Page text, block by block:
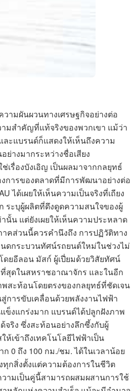
ามผันผวนทางเศรษฐกิจอย่างต่อ
ามสำคัญที่แท้จริงของพวกเขา แม้ว่า
ะแบรนด์ก็แสดงให้เห็นถึงความ
างมากระหว่างชื่อเสียง
รื่องบังเอิญ เป็นผลมาจากกลยุทธ์
การของตลาดที่มีการพัฒนาอย่างต่อ
ได้เผยให้เห็นความเป็นจริงที่เถียง
ระบุผู้ผลิตที่ดึงดูดความสนใจของผู้
น แต่ยังเผยให้เห็นความประหลาด
ส่วนนี้ควรคำนึงถึง การปฏิวัติทาง
ดกระบวนทัศน์รถยนต์ใหม่ในช่วงไม่
ยอีลอน มัสก์ ผู้เปี่ยมด้วยวิสัยทัศน์
สุดในสหราชอาณาจักร และในอีก
พสะท้อนโดยตรงของกลยุทธ์ที่ชัดเจน
การขับเคลื่อนด้วยพลังงานไฟฟ้า
ข็งแกร่งมาก แบรนด์ได้ปลูกฝังภาพ
ริง ซึ่งสะท้อนอย่างลึกซึ้งกับผู้
ห้เข้าถึงเทคโนโลยีไฟฟ้าเป็น
0 ถึง 100 กม./ชม. ได้ในเวลาน้อย
กสิ่งตั้งแต่ความต้องการในชีวิต
ามเป็นคู่นี้สามารถผสมผสานการใช้